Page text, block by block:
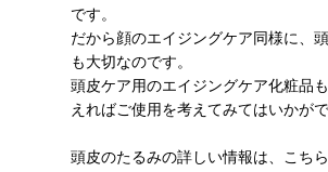
です。
だから顔のエイジングケア同様に、
も大切なのです。
頭皮ケア用のエイジングケア化粧品
えればご使用を考えてみてはいかがで
頭皮のたるみの詳しい情報は、こち